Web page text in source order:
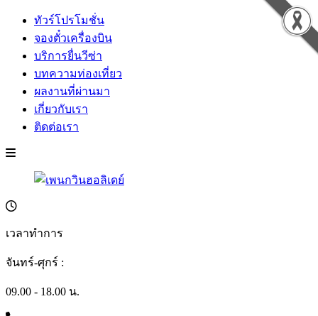
ทัวร์โปรโมชั่น
จองตั๋วเครื่องบิน
บริการยื่นวีซ่า
บทความท่องเที่ยว
ผลงานที่ผ่านมา
เกี่ยวกับเรา
ติดต่อเรา
เวลาทำการ
จันทร์-ศุกร์ :
09.00 - 18.00 น.